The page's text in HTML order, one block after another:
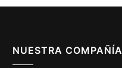
NUESTRA COMPAÑÍA